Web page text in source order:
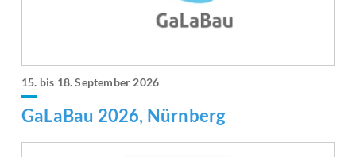
15. bis 18. September 2026
GaLaBau 2026, Nürnberg